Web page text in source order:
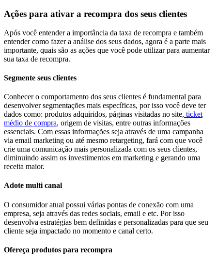
Ações para ativar a recompra dos seus clientes
Após você entender a importância da taxa de recompra e também
entender como fazer a análise dos seus dados, agora é a parte mais
importante, quais são as ações que você pode utilizar para aumentar
sua taxa de recompra.
Segmente seus clientes
Conhecer o comportamento dos seus clientes é fundamental para
desenvolver segmentações mais específicas, por isso você deve ter
dados como: produtos adquiridos, páginas visitadas no site, ticket
médio de compra, origem de visitas, entre outras informações
essenciais. Com essas informações seja através de uma campanha
via email marketing ou até mesmo retargeting, fará com que você
crie uma comunicação mais personalizada com os seus clientes,
diminuindo assim os investimentos em marketing e gerando uma
receita maior.
Adote multi canal
O consumidor atual possui várias pontas de conexão com uma
empresa, seja através das redes sociais, email e etc. Por isso
desenvolva estratégias bem definidas e personalizadas para que seu
cliente seja impactado no momento e canal certo.
Ofereça produtos para recompra